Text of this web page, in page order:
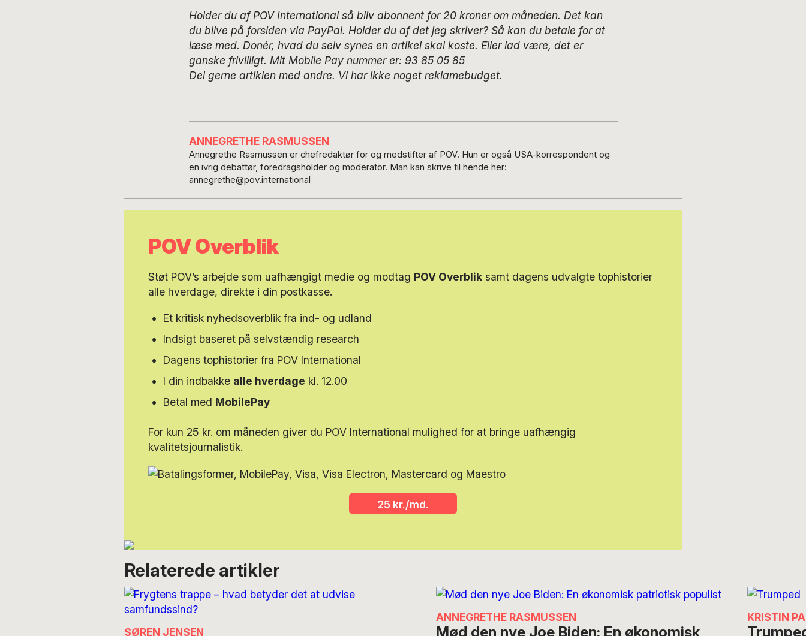
Holder du af POV International så bliv abonnent for 20 kroner om måneden. Det kan
du blive på forsiden via PayPal. Holder du af det jeg skriver? Så kan du betale for at
læse med. Donér, hvad du selv synes en artikel skal koste. Eller lad være, det er
ganske frivilligt. Mit Mobile Pay nummer er: 93 85 05 85
Del gerne artiklen med andre. Vi har ikke noget reklamebudget.
ANNEGRETHE RASMUSSEN
Annegrethe Rasmussen er chefredaktør for og medstifter af POV. Hun er også USA-korrespondent og
en ivrig debattør, foredragsholder og moderator. Man kan skrive til hende her:
annegrethe@pov.international
POV Overblik
Støt POV’s arbejde som uafhængigt medie og modtag POV Overbliksamt dagens udvalgte tophistorier
alle hverdage, direkte i din postkasse.
Et kritisk nyhedsoverblik fra ind- og udland
Indsigt baseret på selvstændig research
Dagens tophistorier fra POV International
I din indbakke alle hverdage kl. 12.00
Betal med MobilePay
For kun 25 kr. om måneden giver du POV International mulighed for at bringe uafhængig
kvalitetsjournalistik.
25 kr./md.
Relaterede artikler
SØREN JENSEN
ANNEGRETHE RASMUSSEN
Mød den nye Joe Biden: En økonomisk
KRISTIN